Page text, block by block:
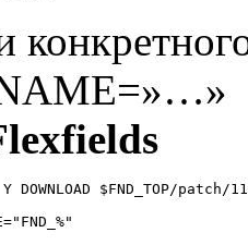
0 Y DOWNLOAD